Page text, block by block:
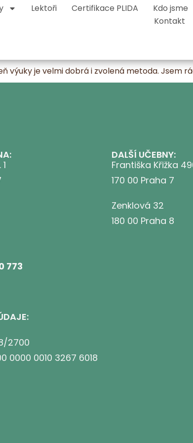
Lektoři Certifikace PLIDA Kdo jsme
Kontakt
je velmi dobrá i zvolená metoda. Jsem
DALŠÍ UČEBNY:
Františka Křižka
170 00 Praha 7
Zenklová 32
180 00 Praha 8
773
2700
0000 0010 3267 6018